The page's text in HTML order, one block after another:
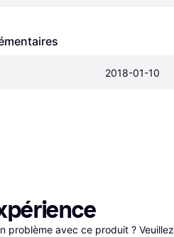
2018-01-10
problème avec ce produit ? Veuillez